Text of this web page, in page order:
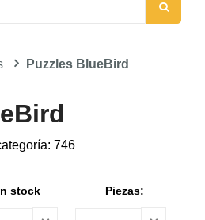
Puzzles BlueBird
746
stock Piezas: